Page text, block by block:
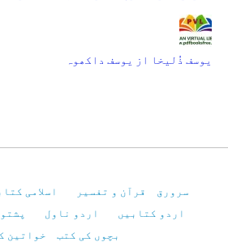
یوسف ذُلیخا از یوسف داکھوہ
سرورق قرآن و تفسیر اسلامی
اردو کتابیں
اردو ناول
بچوں کی کتب
خواتین